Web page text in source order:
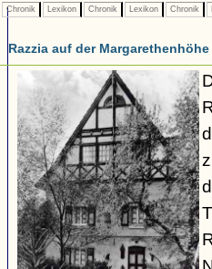
Chronik Lexikon Chronik Lexikon Chronik
Razzia auf der Margarethenhöhe